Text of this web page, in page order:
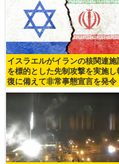
イスラエルがイランの核関連施
を標的とした先制攻撃を実施し
復に備えて非常事態宣言を発令